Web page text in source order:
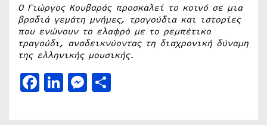
Ο Γιώργος Κουβαράς προσκαλεί το κοινό σε μια
βραδιά γεμάτη μνήμες, τραγούδια και ιστορίες
που ενώνουν το ελαφρό με το ρεμπέτικο
τραγούδι, αναδεικνύοντας τη διαχρονική δύναμη
της ελληνικής μουσικής.
Facebook
LinkedIn
Messenger